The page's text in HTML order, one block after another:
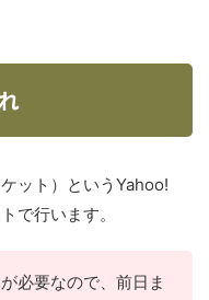
ケット）というYahoo!
で行います。
必要なので、前日ま